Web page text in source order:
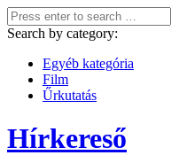
Search by category:
Egyéb kategória
Film
Űrkutatás
Hírkereső